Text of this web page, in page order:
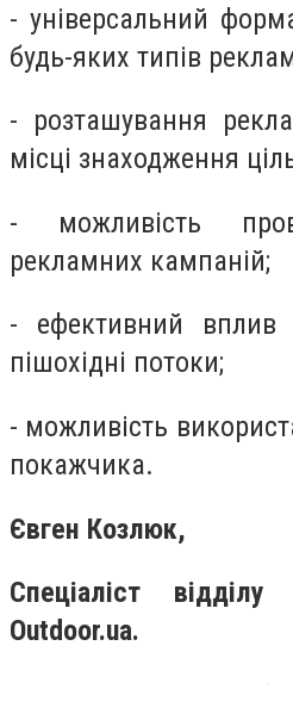
- універсальний
будь-яких типів
- розташування
місці знаходження
- можливість
рекламних кампаній;
- ефективний вплив
пішохідні потоки;
- можливість
покажчика.
Євген Козлюк,
Спеціаліст
Outdoor.ua.